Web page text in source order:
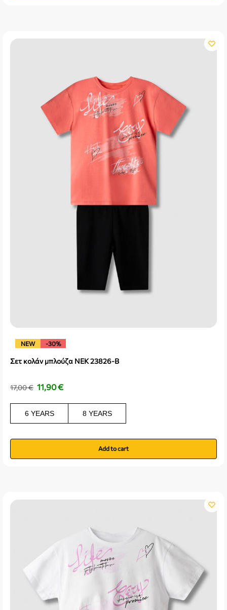
NEW -30%
Σετ κολάν μπλούζα NEK 23826-B
17,00€ 11,90€
6 YEARS 8 YEARS
Add to cart